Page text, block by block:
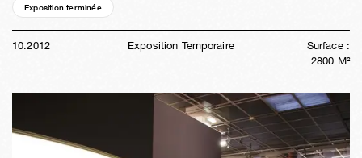
Exposition terminée
10.2012 Exposition Temporaire
Surface :
2800 M²